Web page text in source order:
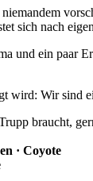
sich nach
und ein paar
wird: Wir sind
braucht,
· Coyote